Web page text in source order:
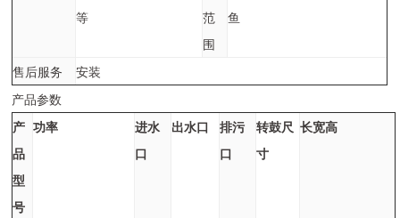
等
范
围
鱼
售后服务
安装
产品参数
产
品
型
号
功率
进水
口
出水口
排污
口
转鼓尺
寸
长宽高